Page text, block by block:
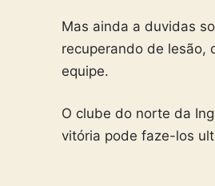
Mas ainda a duvidas
recuperando de lesão,
equipe.
O clube do norte da
vitória pode faze-los